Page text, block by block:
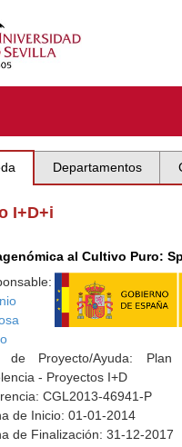
Departamentos
I+D+i
al Cultivo Puro:
de Proyecto/Ayuda: Plan
- Proyectos I+D
CGL2013-46941-P
de Inicio: 01-01-2014
de Finalización: 31-12-2017